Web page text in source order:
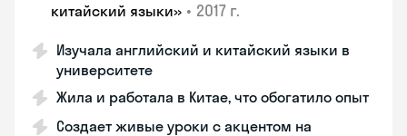
китайский языки» • 2017 г.
Изучала английский и китайский языки в
университете
Жила и работала в Китае, что обогатило опыт
Создает живые уроки с акцентом на